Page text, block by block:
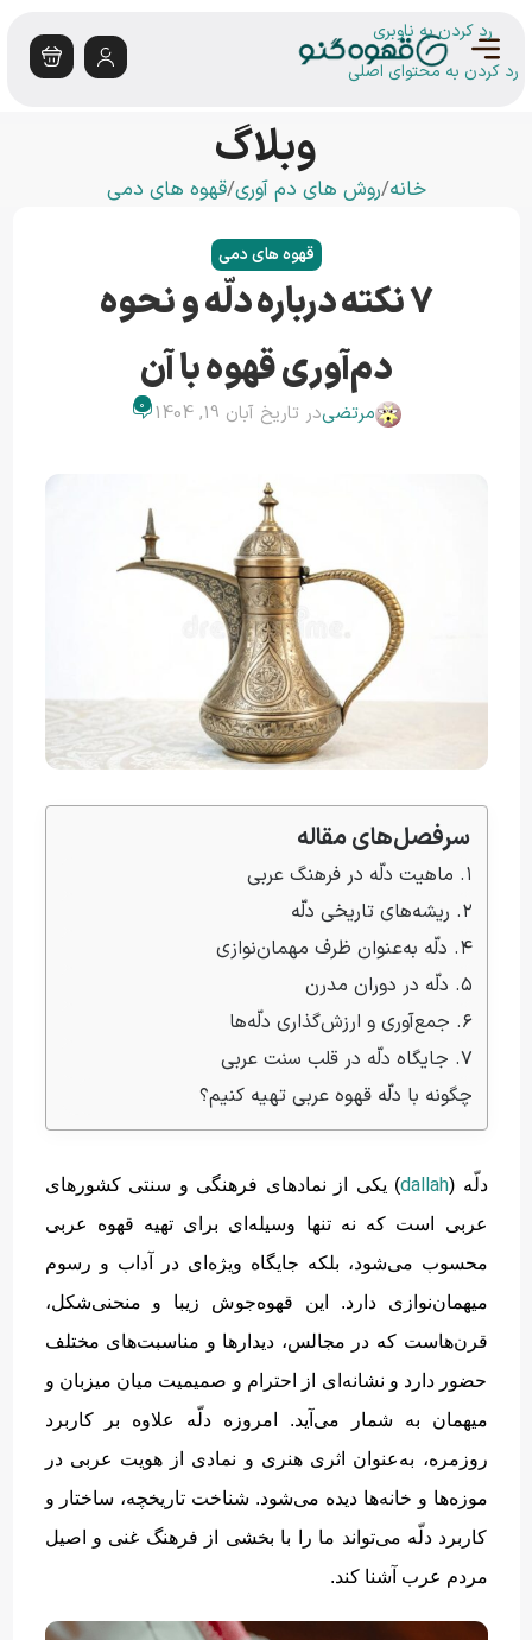
رد کردن به ناوبری
رد کردن به محتوای اصلی
وبلاگ
خانه روش های دم آوری قهوه های دمی
قهوه های دمی
۷ نکته درباره دلّه و نحوه
دم‌آوری قهوه با آن
مرتضیدر تاریخ آبان 19, 1404 0
سرفصل‌های مقاله
۱. ماهیت دلّه در فرهنگ عربی
۲. ریشه‌های تاریخی دلّه
۴. دلّه به‌عنوان ظرف مهمان‌نوازی
۵. دلّه در دوران مدرن
۶. جمع‌آوری و ارزش‌گذاری دلّه‌ها
۷. جایگاه دلّه در قلب سنت عربی
چگونه با دلّه قهوه عربی تهیه کنیم؟
دلّه (dallah) یکی از نمادهای فرهنگی و سنتی کشورهای
عربی است که نه تنها وسیله‌ای برای تهیه قهوه عربی
محسوب می‌شود، بلکه جایگاه ویژه‌ای در آداب و رسوم
میهمان‌نوازی دارد.
این قهوه‌جوش زیبا و منحنی‌شکل،
قرن‌هاست که در مجالس، دیدارها و مناسبت‌های مختلف
حضور دارد و نشانه‌ای از احترام و صمیمیت میان میزبان و
میهمان به شمار می‌آید.
امروزه دلّه علاوه بر کاربرد
روزمره، به‌عنوان اثری هنری و نمادی از هویت عربی در
موزه‌ها و خانه‌ها دیده می‌شود. شناخت تاریخچه، ساختار و
کاربرد دلّه می‌تواند ما را با بخشی از فرهنگ غنی و اصیل
مردم عرب آشنا کند.